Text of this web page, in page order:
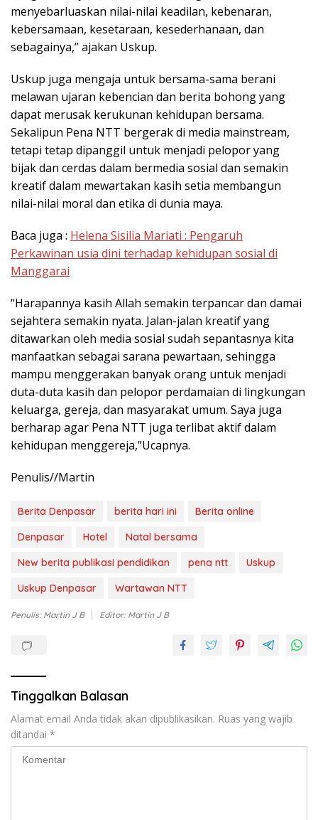
menyebarluaskan nilai-nilai keadilan, kebenaran,
kebersamaan, kesetaraan, kesederhanaan, dan
sebagainya,” ajakan Uskup.
Uskup juga mengaja untuk bersama-sama berani
melawan ujaran kebencian dan berita bohong yang
dapat merusak kerukunan kehidupan bersama.
Sekalipun Pena NTT bergerak di media mainstream,
tetapi tetap dipanggil untuk menjadi pelopor yang
bijak dan cerdas dalam bermedia sosial dan semakin
kreatif dalam mewartakan kasih setia membangun
nilai-nilai moral dan etika di dunia maya.
Baca juga : Helena Sisilia Mariati : Pengaruh
Perkawinan usia dini terhadap kehidupan sosial di
Manggarai
“Harapannya kasih Allah semakin terpancar dan damai
sejahtera semakin nyata. Jalan-jalan kreatif yang
ditawarkan oleh media sosial sudah sepantasnya kita
manfaatkan sebagai sarana pewartaan, sehingga
mampu menggerakan banyak orang untuk menjadi
duta-duta kasih dan pelopor perdamaian di lingkungan
keluarga, gereja, dan masyarakat umum. Saya juga
berharap agar Pena NTT juga terlibat aktif dalam
kehidupan menggereja,”Ucapnya.
Penulis//Martin
Berita Denpasar berita hari ini
Berita online
Denpasar
Hotel
Natal bersama
New berita publikasi pendidikan
pena ntt
Uskup
Uskup Denpasar
Wartawan NTT
Penulis: Martin J B Editor: Martin J B
Tinggalkan Balasan
Alamat email Anda tidak akan dipublikasikan. Ruas yang wajib
ditandai *